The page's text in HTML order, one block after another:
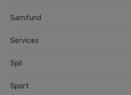
Samfund
Services
Spil
Sport